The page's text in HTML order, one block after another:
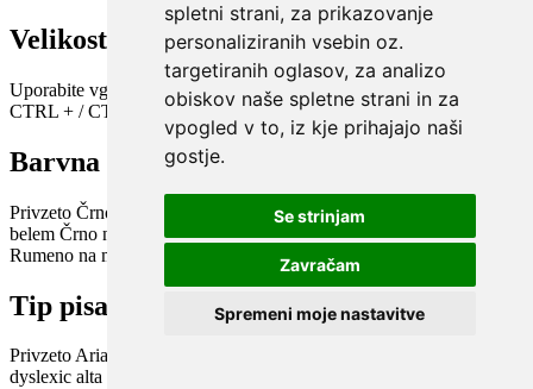
spletni strani, za prikazovanje
personaliziranih vsebin oz.
targetiranih oglasov, za analizo
obiskov naše spletne strani in za
vpogled v to, iz kje prihajajo naši
gostje.
Se strinjam
Zavračam
Spremeni moje nastavitve
Velikost pisave
Uporabite vgrajeno funkcijo brskalnika
CTRL + / CTRL -
Barvna shema
Privzeto Črno na belem Belo na črnem Črno na bež
belem Črno na zelenem Črno na rumenem Modro na rumenem
Rumeno na modrem
Turkizno na črnem Črno na vijoličnem
Tip pisave
PrivzetoArial
dyslexic alta